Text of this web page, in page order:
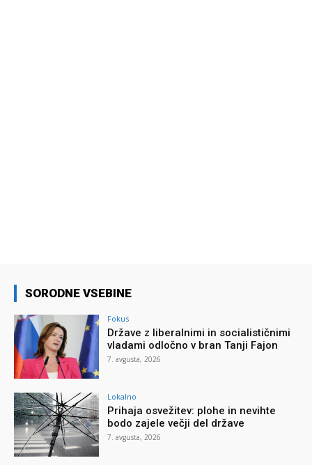
SORODNE VSEBINE
Fokus
Države z liberalnimi in socialističnimi
vladami odločno v bran Tanji Fajon
7. avgusta, 2026
Lokalno
Prihaja osvežitev: plohe in nevihte
bodo zajele večji del države
7. avgusta, 2026